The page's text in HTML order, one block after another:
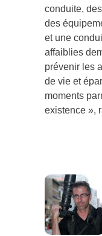
conduite,
des
et une
affaiblies
prévenir les
de vie et
moments
existence »,